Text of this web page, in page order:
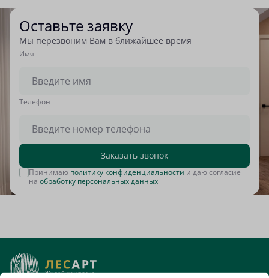
Оставьте заявку
Мы перезвоним Вам в ближайшее время
Имя
Tелефон
Заказать звонок
Принимаю политику конфиденциальности и даю согласие
на обработку персональных данных